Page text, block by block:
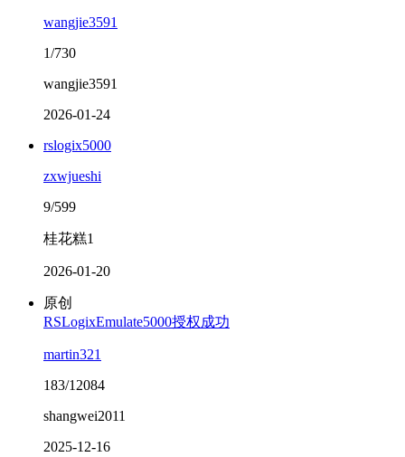
wangjie3591
1/730
wangjie3591
2026-01-24
rslogix5000
zxwjueshi
9/599
桂花糕1
2026-01-20
原创
RSLogixEmulate5000授权成功
martin321
183/12084
shangwei2011
2025-12-16